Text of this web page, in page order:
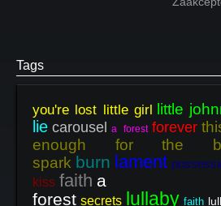
Tags
you're lost little girl little
lie carousel a forest forever
enough for the
spark burn lament
kiss faith a
forest secrets lullaby faith